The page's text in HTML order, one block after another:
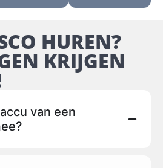
HUREN?
KRIJGEN
van een